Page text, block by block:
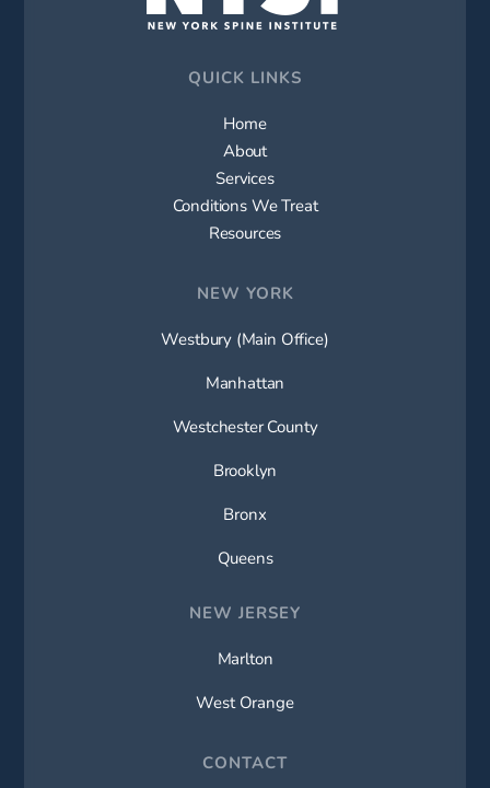
QUICK LINKS
Home
About
Services
Conditions We Treat
Resources
NEW YORK
Westbury (Main Office)
Manhattan
Westchester County
Brooklyn
Bronx
Queens
NEW JERSEY
Marlton
West Orange
CONTACT